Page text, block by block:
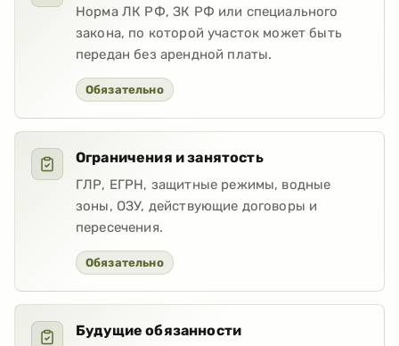
Норма ЛК РФ, ЗК РФ или специального
закона, по которой участок может быть
передан без арендной платы.
Обязательно
Ограничения и занятость
ГЛР, ЕГРН, защитные режимы, водные
зоны, ОЗУ, действующие договоры и
пересечения.
Обязательно
Будущие обязанности